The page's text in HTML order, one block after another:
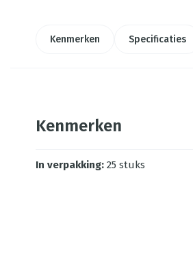
Kenmerken Specificaties
Kenmerken
In verpakking: 25 stuks